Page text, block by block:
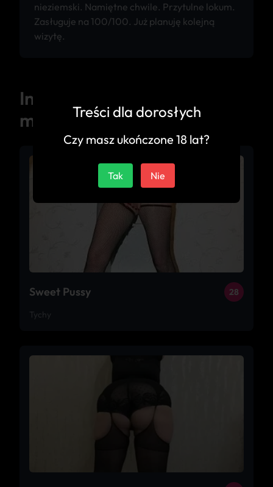
nieziemski. Namiętne chwile. Przytulne lokum.
Zasługuje na 100/100. Już planuję kolejną
wizytę.
Inne ogłoszenia z tego
miasta
Sweet Pussy 28
Tychy
Treści dla dorosłych
Czy masz ukończone 18 lat?
Tak Nie